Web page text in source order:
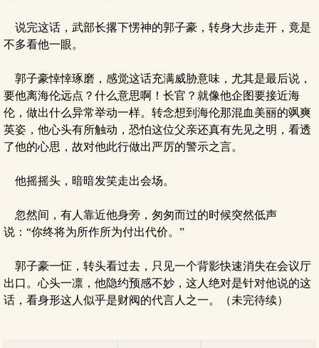
说完这话，武部长撂下愣神的郭子豪，转身大步走开，竟是
不多看他一眼。
郭子豪悻悻琢磨，感觉这话充满威胁意味，尤其是最后说，
要他离海伦远点？什么意思啊！长官？就像他企图要接近海
伦，做出什么异常举动一样。转念想到海伦那混血美丽的飒爽
英姿，他心头有所触动，恐怕这位父亲还真有先见之明，看透
了他的心思，故对他此行做出严厉的警示之言。
他摇摇头，暗暗发笑走出会场。
忽然间，有人靠近他身旁，匆匆而过的时候突然低声
说：“你终将为所作所为付出代价。”
郭子豪一怔，转头看过去，只见一个背影快速消失在会议厅
出口。心头一凛，他隐约预感不妙，这人绝对是针对他说的这
话，看身形这人似乎是财阀的代言人之一。（未完待续）